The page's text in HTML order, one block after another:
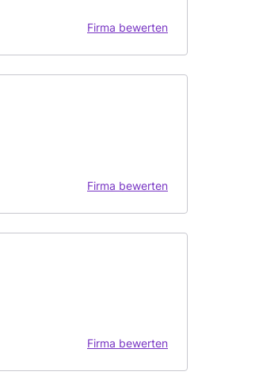
Firma bewerten
Firma bewerten
Firma bewerten